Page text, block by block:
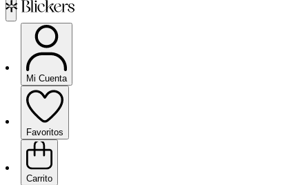
Mi Cuenta
Favoritos
Carrito